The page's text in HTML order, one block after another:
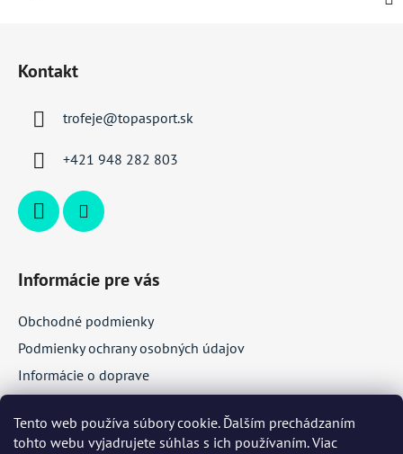
Tento web používa súbory cookie. Ďalším prechádzaním
tohto webu vyjadrujete súhlas s ich používaním. Viac
Kontakt
trofeje@topasport.sk
+421 948 282 803
Informácie pre vás
Obchodné podmienky
Podmienky ochrany osobných údajov
Informácie o doprave